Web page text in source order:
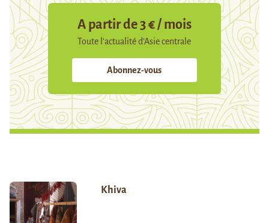
A partir de 3 € / mois
Toute l’actualité d’Asie centrale
Abonnez-vous
Khiva